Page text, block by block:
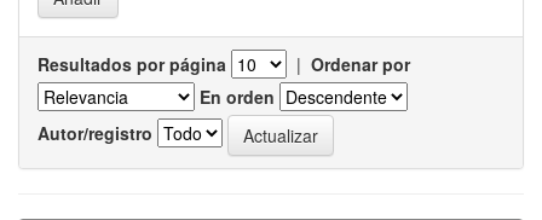
Resultados por página | Ordenar por
En orden
Autor/registro